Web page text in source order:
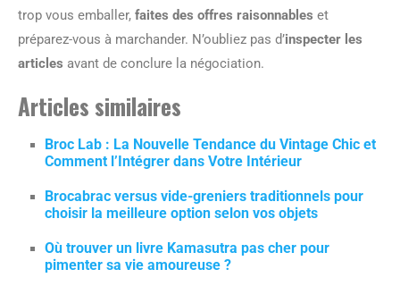
trop vous emballer, faites des offres raisonnables et
préparez-vous à marchander. N’oubliez pas d’inspecter les
articles avant de conclure la négociation.
Articles similaires
Broc Lab : La Nouvelle Tendance du Vintage Chic et
Comment l’Intégrer dans Votre Intérieur
Brocabrac versus vide-greniers traditionnels pour
choisir la meilleure option selon vos objets
Où trouver un livre Kamasutra pas cher pour
pimenter sa vie amoureuse ?